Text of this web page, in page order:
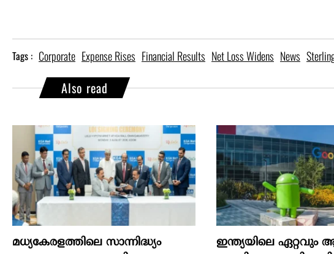
Tags : Corporate Expense Rises Financial Results Net Loss Widens News
Also read
മധ്യകേരളത്തിലെ സാന്നിദ്ധ്യം
ഇന്ത്യയിലെ